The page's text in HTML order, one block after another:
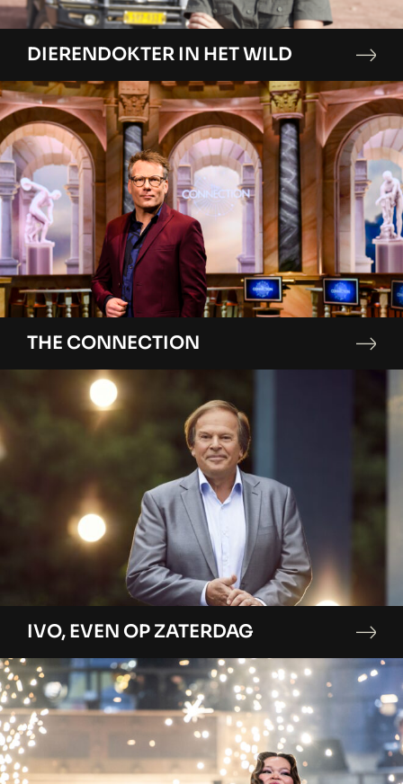
DIERENDOKTER IN HET WILD
THE CONNECTION
IVO, EVEN OP ZATERDAG